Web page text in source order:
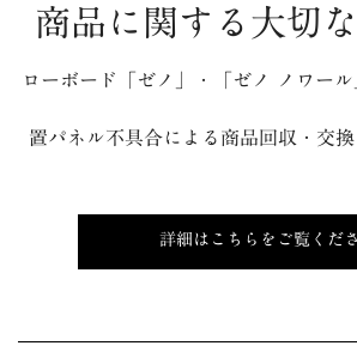
商品に関する大切
ローボード「ゼノ」・「ゼノ ノワー
置パネル不具合による商品回収・交
詳細はこちらをご覧くだ